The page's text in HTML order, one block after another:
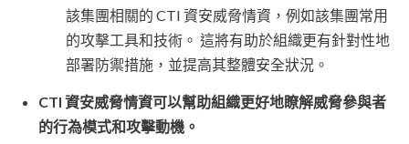
該集團相關的 CTI 資安威脅情資，例如該集團常用
的攻擊工具和技術。 這將有助於組織更有針對性地
部署防禦措施，並提高其整體安全狀況。
CTI 資安威脅情資可以幫助組織更好地瞭解威脅參與者
的行為模式和攻擊動機。